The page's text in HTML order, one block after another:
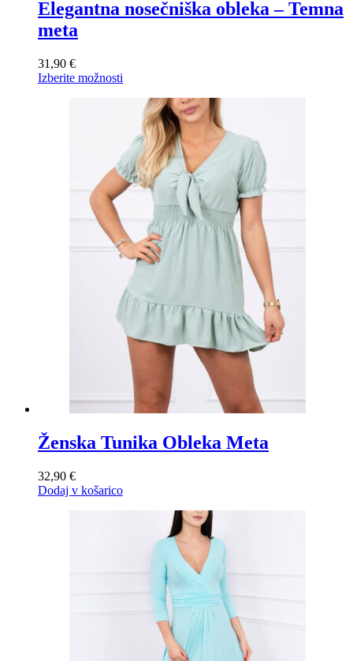
Elegantna nosečniška obleka – Temna
meta
31,90 €
Izberite možnosti
različic.
Možnosti
lahko
izberete
na
izdelka
Ženska Tunika Obleka Meta
32,90 €
Dodaj v košarico